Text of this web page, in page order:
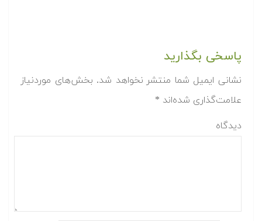
پاسخی بگذارید
نشانی ایمیل شما منتشر نخواهد شد. بخش‌های موردنیاز
علامت‌گذاری شده‌اند *
دیدگاه